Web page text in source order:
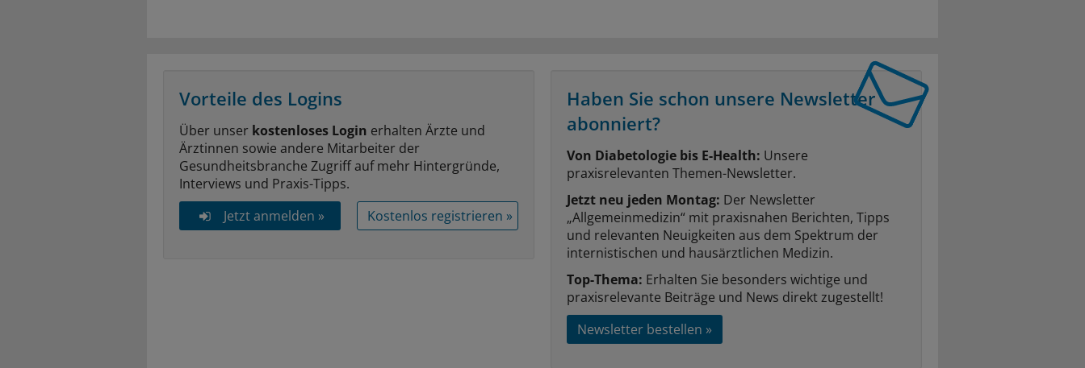
Vorteile des Logins
Über unser kostenloses Login erhalten Ärzte und
Ärztinnen sowie andere Mitarbeiter der
Gesundheitsbranche Zugriff auf mehr Hintergründe,
Interviews und Praxis-Tipps.
Jetzt anmelden »
Kostenlos registrieren »
Haben Sie schon unsere Newsletter
abonniert?
Von Diabetologie bis E-Health: Unsere
praxisrelevanten Themen-Newsletter.
Jetzt neu jeden Montag: Der Newsletter
„Allgemeinmedizin“ mit praxisnahen Berichten, Tipps
und relevanten Neuigkeiten aus dem Spektrum der
internistischen und hausärztlichen Medizin.
Top-Thema: Erhalten Sie besonders wichtige und
praxisrelevante Beiträge und News direkt zugestellt!
Newsletter bestellen »